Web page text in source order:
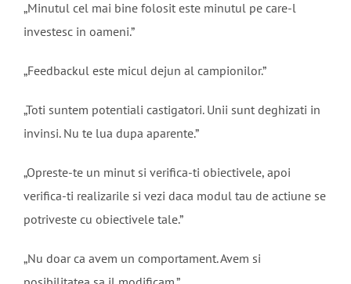
„Minutul cel mai bine folosit este minutul pe care-l
investesc in oameni.”
„Feedbackul este micul dejun al campionilor.”
„Toti suntem potentiali castigatori. Unii sunt deghizati in
invinsi. Nu te lua dupa aparente.”
„Opreste-te un minut si verifica-ti obiectivele, apoi
verifica-ti realizarile si vezi daca modul tau de actiune se
potriveste cu obiectivele tale.”
„Nu doar ca avem un comportament. Avem si